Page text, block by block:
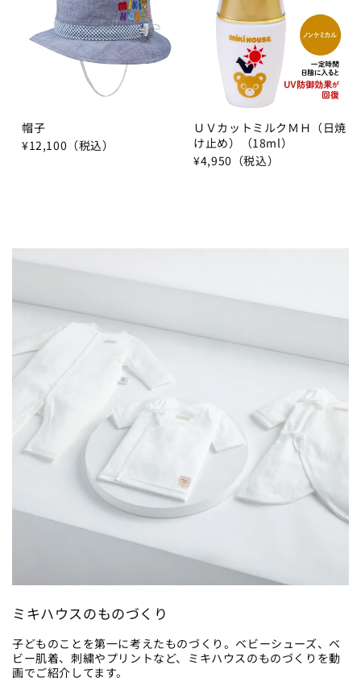
帽子
¥12,100（税込）
ＵＶカットミルクＭＨ（日焼
け止め）（18ml）
¥4,950（税込）
ミキハウスのものづくり
子どものことを第一に考えたものづくり。ベビーシューズ、ベ
ビー肌着、刺繍やプリントなど、ミキハウスのものづくりを動
画でご紹介してます。